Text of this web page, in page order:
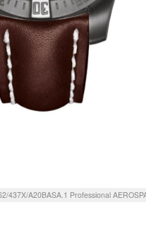
437X/A20BASA.1 Professional